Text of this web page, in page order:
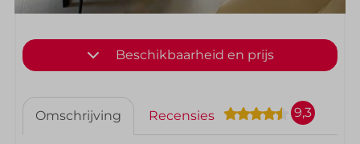
Beschikbaarheid en prijs
Omschrijving Recensies 9,3